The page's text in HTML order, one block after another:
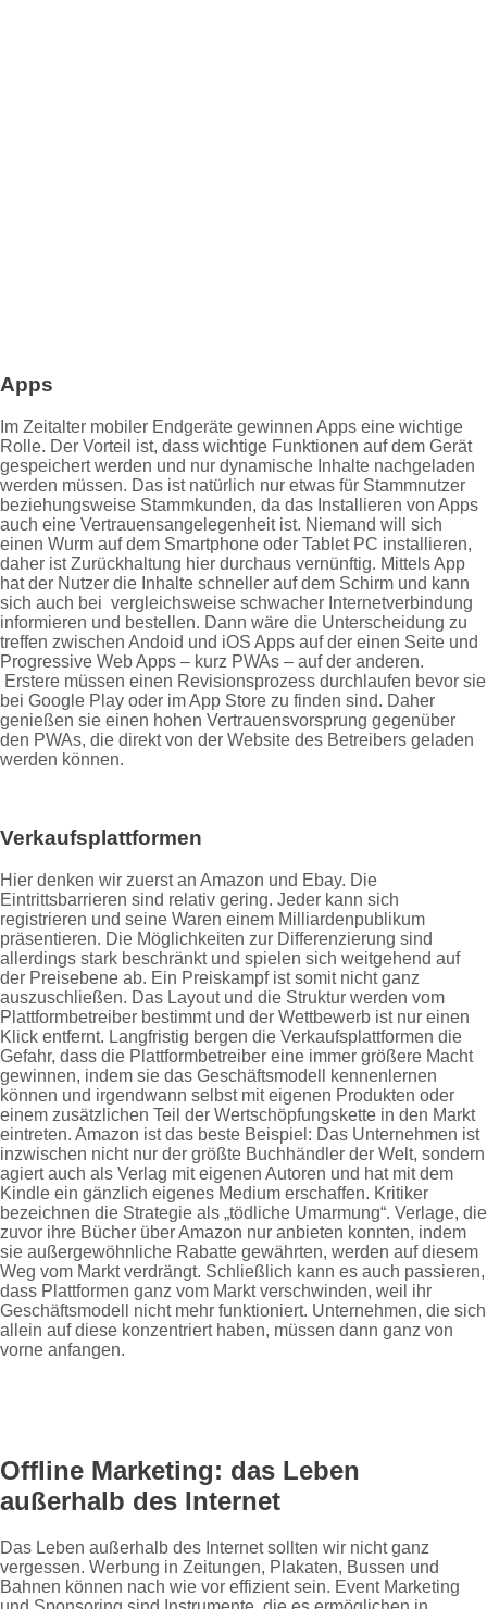
Apps
Im Zeitalter mobiler Endgeräte gewinnen Apps eine wichtige
Rolle. Der Vorteil ist, dass wichtige Funktionen auf dem Gerät
gespeichert werden und nur dynamische Inhalte nachgeladen
werden müssen. Das ist natürlich nur etwas für Stammnutzer
beziehungsweise Stammkunden, da das Installieren von Apps
auch eine Vertrauensangelegenheit ist. Niemand will sich
einen Wurm auf dem Smartphone oder Tablet PC installieren,
daher ist Zurückhaltung hier durchaus vernünftig. Mittels App
hat der Nutzer die Inhalte schneller auf dem Schirm und kann
sich auch bei vergleichsweise schwacher Internetverbindung
informieren und bestellen. Dann wäre die Unterscheidung zu
treffen zwischen Andoid und iOS Apps auf der einen Seite und
Progressive Web Apps – kurz PWAs – auf der anderen.
Erstere müssen einen Revisionsprozess durchlaufen bevor sie
bei Google Play oder im App Store zu finden sind. Daher
genießen sie einen hohen Vertrauensvorsprung gegenüber
den PWAs, die direkt von der Website des Betreibers geladen
werden können.
Verkaufsplattformen
Hier denken wir zuerst an Amazon und Ebay. Die
Eintrittsbarrieren sind relativ gering. Jeder kann sich
registrieren und seine Waren einem Milliardenpublikum
präsentieren. Die Möglichkeiten zur Differenzierung sind
allerdings stark beschränkt und spielen sich weitgehend auf
der Preisebene ab. Ein Preiskampf ist somit nicht ganz
auszuschließen. Das Layout und die Struktur werden vom
Plattformbetreiber bestimmt und der Wettbewerb ist nur einen
Klick entfernt. Langfristig bergen die Verkaufsplattformen die
Gefahr, dass die Plattformbetreiber eine immer größere Macht
gewinnen, indem sie das Geschäftsmodell kennenlernen
können und irgendwann selbst mit eigenen Produkten oder
einem zusätzlichen Teil der Wertschöpfungskette in den Markt
eintreten. Amazon ist das beste Beispiel: Das Unternehmen ist
inzwischen nicht nur der größte Buchhändler der Welt, sondern
agiert auch als Verlag mit eigenen Autoren und hat mit dem
Kindle ein gänzlich eigenes Medium erschaffen. Kritiker
bezeichnen die Strategie als „tödliche Umarmung“. Verlage, die
zuvor ihre Bücher über Amazon nur anbieten konnten, indem
sie außergewöhnliche Rabatte gewährten, werden auf diesem
Weg vom Markt verdrängt. Schließlich kann es auch passieren,
dass Plattformen ganz vom Markt verschwinden, weil ihr
Geschäftsmodell nicht mehr funktioniert. Unternehmen, die sich
allein auf diese konzentriert haben, müssen dann ganz von
vorne anfangen.
Offline Marketing: das Leben
außerhalb des Internet
Das Leben außerhalb des Internet sollten wir nicht ganz
vergessen. Werbung in Zeitungen, Plakaten, Bussen und
Bahnen können nach wie vor effizient sein. Event Marketing